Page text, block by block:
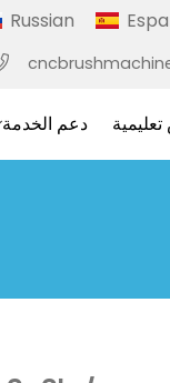
Russian
دعم الخدمة